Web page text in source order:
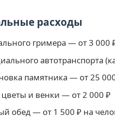
расходы
гримера — от 3 000
автотранспорта
памятника — от 25
и венки — от 2 000 ₽
обед — от 1 500 ₽ на